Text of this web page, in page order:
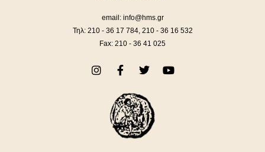
email: info@hms.gr
Τηλ: 210 - 36 17 784, 210 - 36 16 532
Fax: 210 - 36 41 025